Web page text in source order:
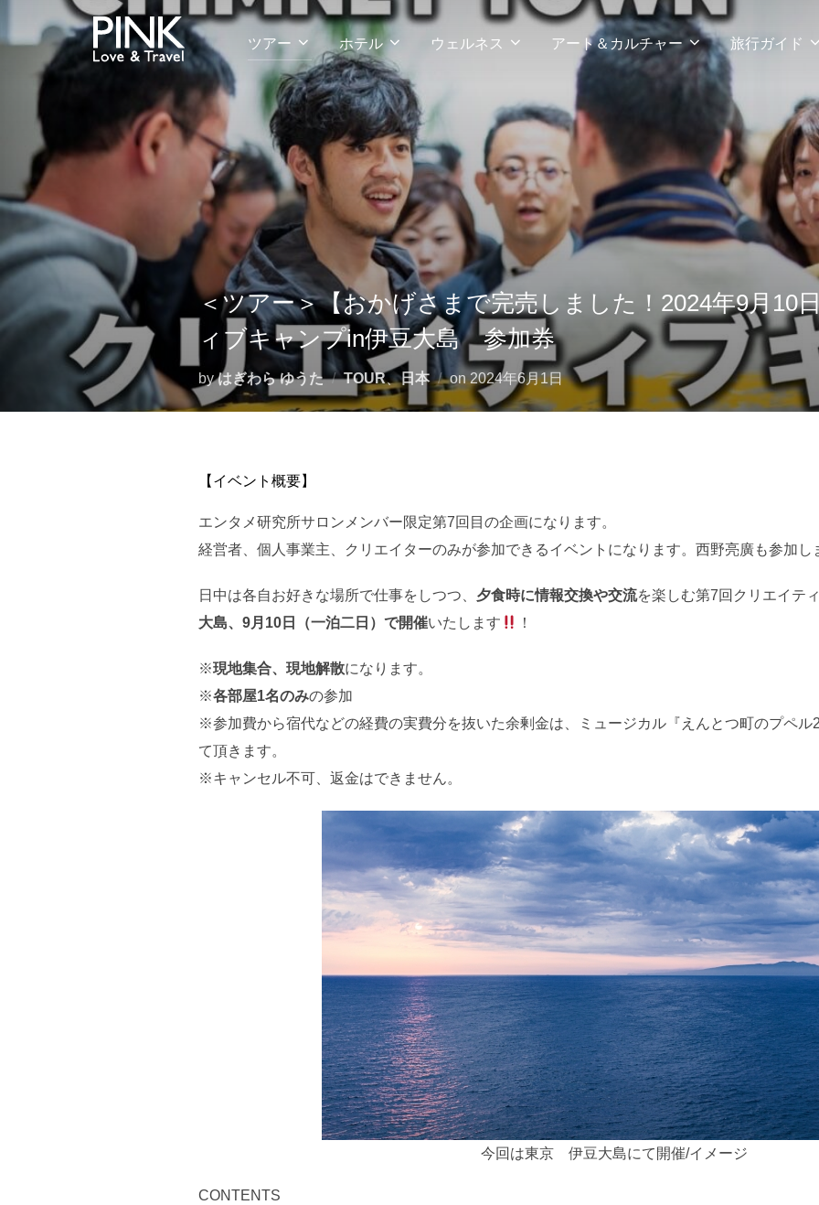
ン
キ
ッ
プ
ツアー ホテル ウェルネス アート＆カルチャー 旅行ガイド
＜ツアー＞【おかげさまで完売しました！2024年9月10
ィブキャンプin伊豆大島 参加券
byはぎわら ゆうた TOUR、日本 on投
稿
2024年6月1日
【イベント概要】
エンタメ研究所サロンメンバー限定第7回目の企画になります。
経営者、個人事業主、クリエイターのみが参加できるイベントになります。西野亮廣も参加し
日中は各自お好きな場所で仕事をしつつ、 夕食時に情報交換や交流を楽しむ第7回クリエイテ
大島、9月10日（一泊二日）で開催いたします ！
※現地集合、現地解散になります。
※各部屋1名のみの参加
※参加費から宿代などの経費の実費分を抜いた余剰金は、ミュージカル『えんとつ町のプペ
て頂きます。
※キャンセル不可、返金はできません。
今回は東京 伊豆大島にて開催/イメージ
CONTENTS